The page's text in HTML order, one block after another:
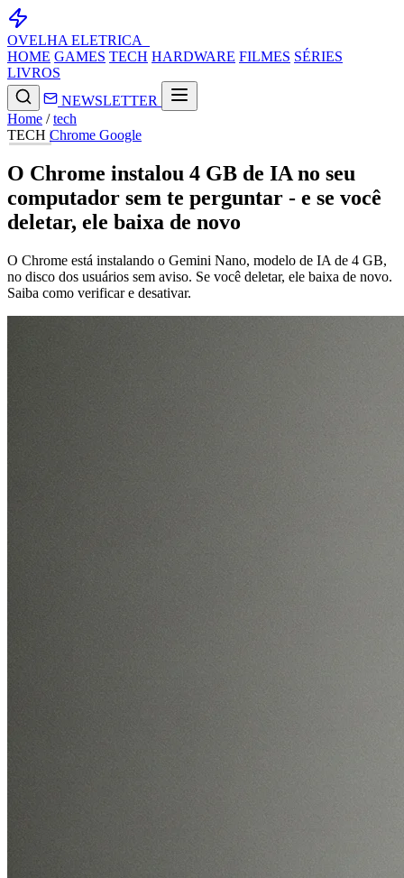
OVELHA ELETRICA_
HOME GAMES TECH HARDWARE FILMES SÉRIES
LIVROS
NEWSLETTER
Home / tech
TECH Chrome Google
O Chrome instalou 4 GB de IA no seu
computador sem te perguntar - e se você
deletar, ele baixa de novo
O Chrome está instalando o Gemini Nano, modelo de IA de 4 GB,
no disco dos usuários sem aviso. Se você deletar, ele baixa de novo.
Saiba como verificar e desativar.